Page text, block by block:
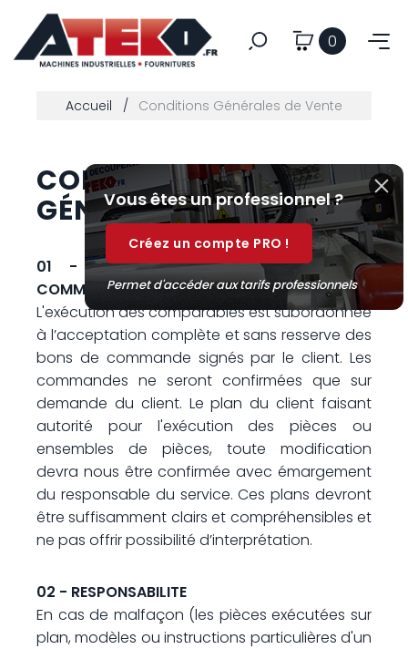
0
Accueil Conditions Générales de Vente
CONDITIONS
GÉNÉRALES DE VENTE
01 - NAISSANCE & EXECUTION DE LA
COMMANDE
L'exécution des comparables est subordonnée
à l’acceptation complète et sans resserve des
bons de commande signés par le client. Les
commandes ne seront confirmées que sur
demande du client. Le plan du client faisant
autorité pour l'exécution des pièces ou
ensembles de pièces, toute modification
devra nous être confirmée avec émargement
du responsable du service. Ces plans devront
être suffisamment clairs et compréhensibles et
ne pas offrir possibilité d’interprétation.
02 - RESPONSABILITE
En cas de malfaçon (les pièces exécutées sur
plan, modèles ou instructions particulières d'un
Vous êtes un professionnel ?
Permet d'accéder aux tarifs professionnels
Créez un compte PRO !